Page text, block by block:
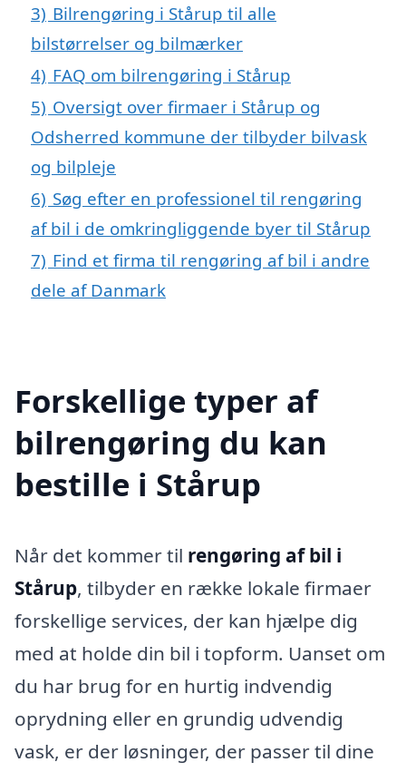
3) Bilrengøring i Stårup til alle
bilstørrelser og bilmærker
4) FAQ om bilrengøring i Stårup
5) Oversigt over firmaer i Stårup og
Odsherred kommune der tilbyder bilvask
og bilpleje
6) Søg efter en professionel til rengøring
af bil i de omkringliggende byer til Stårup
7) Find et firma til rengøring af bil i andre
dele af Danmark
Forskellige typer af
bilrengøring du kan
bestille i Stårup
Når det kommer til rengøring af bil i
Stårup, tilbyder en række lokale firmaer
forskellige services, der kan hjælpe dig
med at holde din bil i topform. Uanset om
du har brug for en hurtig indvendig
oprydning eller en grundig udvendig
vask, er der løsninger, der passer til dine